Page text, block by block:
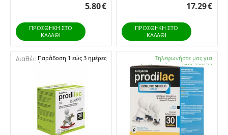
5.80€
ΠΡΟΣΘΉΚΗ ΣΤΟ
ΚΑΛΆΘΙ
17.29€
ΠΡΟΣΘΉΚΗ ΣΤΟ
ΚΑΛΆΘΙ
Διαθέσιμο:Παράδοση 1 εώς 3 ημέρες
Τηλεφωνήστε μας για
διαθεσιμότητα 2105738672